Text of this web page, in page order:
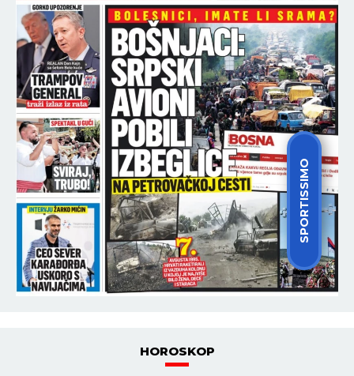
SPORTISSIMO
HOROSKOP